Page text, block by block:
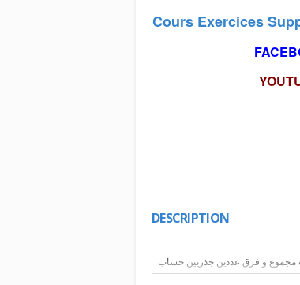
Cours Exercices
DESCRIPTION
مجموع و فرق عددين جذريين حساب
نسبيين توحيد مقامي عددين